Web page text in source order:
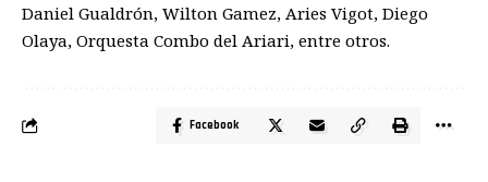
Daniel Gualdrón, Wilton Gamez, Aries Vigot, Diego
Olaya, Orquesta Combo del Ariari, entre otros.
Facebook